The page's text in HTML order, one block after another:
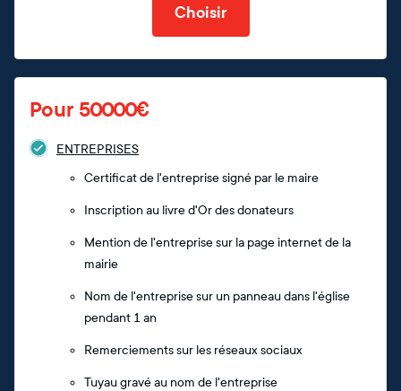
Choisir
Pour 50000€
ENTREPRISES
Certificat de l'entreprise signé par le maire
Inscription au livre d'Or des donateurs
Mention de l'entreprise sur la page internet de la
mairie
Nom de l'entreprise sur un panneau dans l'église
pendant 1 an
Remerciements sur les réseaux sociaux
Tuyau gravé au nom de l'entreprise